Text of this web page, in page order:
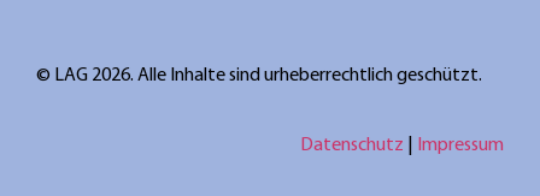
© LAG 2026. Alle Inhalte sind urheberrechtlich geschützt.
Datenschutz Impressum